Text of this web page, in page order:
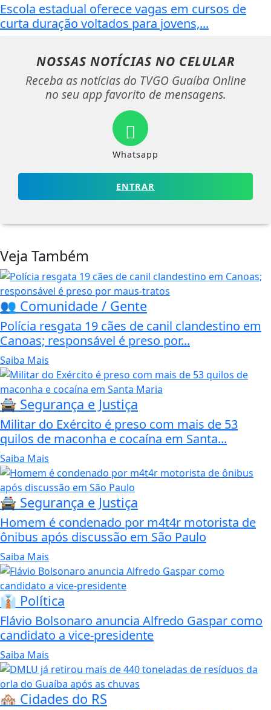
Escola estadual oferece vagas em cursos de
curta duração voltados para jovens,...
NOSSAS NOTÍCIAS NO CELULAR
Receba as notícias do TVGO Guaíba Online
no seu app favorito de mensagens.
Whatsapp
ENTRAR
Veja Também
👥 Comunidade / Gente
Polícia resgata 19 cães de canil clandestino em
Canoas; responsável é preso por...
Saiba Mais
🚔 Segurança e Justiça
Militar do Exército é preso com mais de 53
quilos de maconha e cocaína em Santa...
Saiba Mais
🚔 Segurança e Justiça
Homem é condenado por m4t4r motorista de
ônibus após discussão em São Paulo
Saiba Mais
👔 Política
Flávio Bolsonaro anuncia Alfredo Gaspar como
candidato a vice-presidente
Saiba Mais
🏘️ Cidades do RS